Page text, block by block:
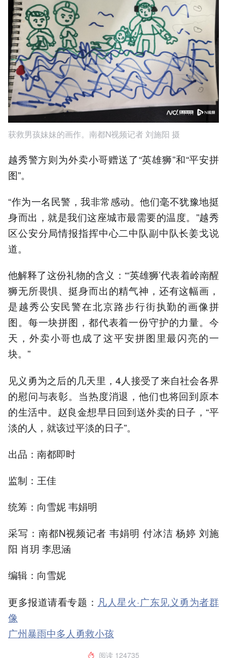
获救男孩妹妹的画作。南都N视频记者 刘施阳 摄
越秀警方则为外卖小哥赠送了“英雄狮”和“平安拼
图”。
“作为一名民警，我非常感动。他们毫不犹豫地挺
身而出，就是我们这座城市最需要的温度。”越秀
区公安分局情报指挥中心二中队副中队长姜戈说
道。
他解释了这份礼物的含义：“‘英雄狮’代表着岭南醒
狮无所畏惧、挺身而出的精气神，还有这幅画，
是越秀公安民警在北京路步行街执勤的画像拼
图。每一块拼图，都代表着一份守护的力量。今
天，外卖小哥也成了这平安拼图里最闪亮的一
块。”
见义勇为之后的几天里，4人接受了来自社会各界
的慰问与表彰。当热度消退，他们也将回到原本
的生活中。赵良金想早日回到送外卖的日子，“平
淡的人，就该过平淡的日子”。
出品：南都即时
监制：王佳
统筹：向雪妮 韦娟明
采写：南都N视频记者 韦娟明 付冰洁 杨婷 刘施
阳 肖玥 李思涵
编辑：向雪妮
更多报道请看专题： 凡人星火·广东见义勇为者群
像
广州暴雨中多人勇救小孩
阅读 124735